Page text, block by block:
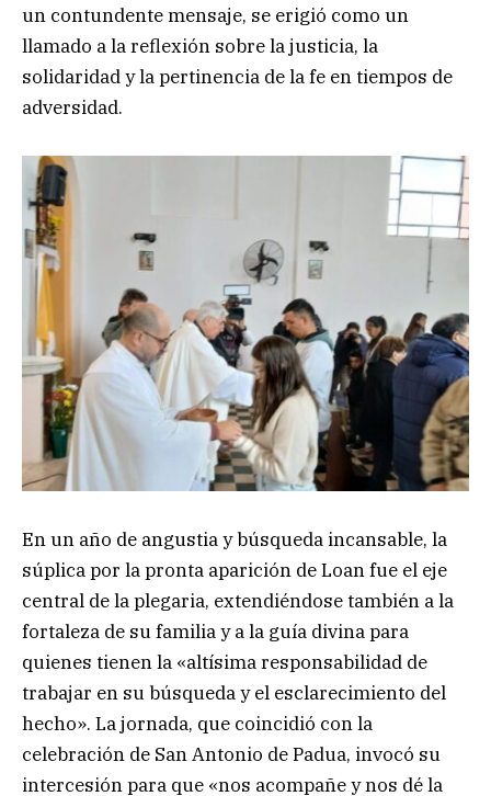
un contundente mensaje, se erigió como un
llamado a la reflexión sobre la justicia, la
solidaridad y la pertinencia de la fe en tiempos de
adversidad.
En un año de angustia y búsqueda incansable, la
súplica por la pronta aparición de Loan fue el eje
central de la plegaria, extendiéndose también a la
fortaleza de su familia y a la guía divina para
quienes tienen la «altísima responsabilidad de
trabajar en su búsqueda y el esclarecimiento del
hecho». La jornada, que coincidió con la
celebración de San Antonio de Padua, invocó su
intercesión para que «nos acompañe y nos dé la